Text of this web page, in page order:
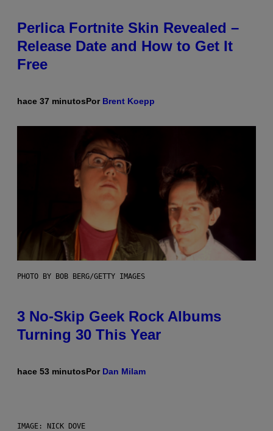
Perlica Fortnite Skin Revealed –
Release Date and How to Get It
Free
hace 37 minutosPor Brent Koepp
PHOTO BY BOB BERG/GETTY IMAGES
3 No-Skip Geek Rock Albums
Turning 30 This Year
hace 53 minutosPor Dan Milam
IMAGE: NICK DOVE